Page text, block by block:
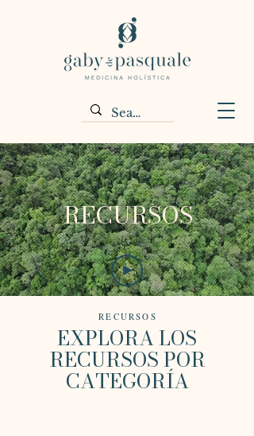
RECURSOS
RECURSOS
EXPLORA LOS
RECURSOS POR
CATEGORÍA